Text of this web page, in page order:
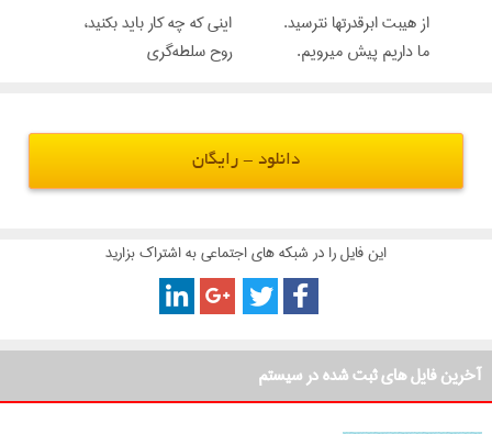
از هيبت ابرقدرتها نترسيد.
اينى كه چه كار بايد بكنيد،
ما داريم پيش ميرويم.
روح سلطه‌‌گرى
دانلود - رایگان
این فایل را در شبکه های اجتماعی به اشتراک بزارید
آخرین فایل های ثبت شده در سیستم